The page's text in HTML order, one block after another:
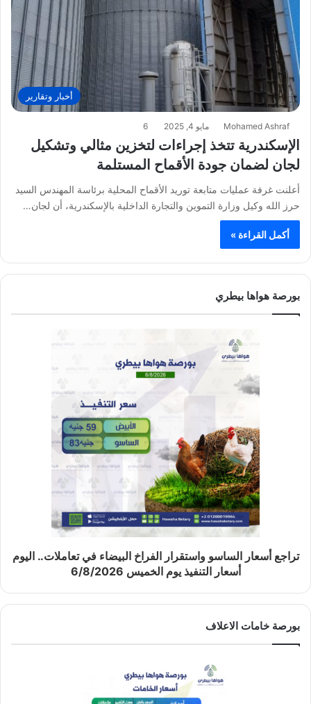
أخبار وتقارير
Mohamed Ashraf مايو 4, 2025 6
الإسكندرية تتخذ إجراءات لتخزين مثالي وتشكيل
لجان لضمان جودة الأقماح المستلمة
أعلنت غرفة عمليات متابعة توريد الأقماح المحلية برئاسة المهندس السيد
حرز الله وكيل وزارة التموين والتجارة الداخلية بالإسكندرية، أن لجان…
أكمل القراءة »
بورصة هواها بيطري
تراجع أسعار الساسو واستقرار الفراخ البيضاء في تعاملات.. اليوم
أسعار التنفيذ يوم الخميس 6/8/2026
بورصة خامات الاعلاف